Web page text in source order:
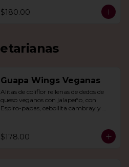
$180.00
Guapa Wings Veganas
Alitas de coliflor rellenas de dedos de
queso veganos con jalapeño, con
Espiro-papas, cebollita cambray y
$178.00